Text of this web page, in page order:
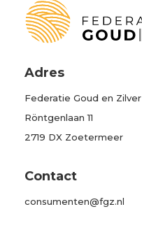
Adres
Federatie Goud en Zilver
Röntgenlaan 11
2719 DX Zoetermeer
Contact
consumenten@fgz.nl